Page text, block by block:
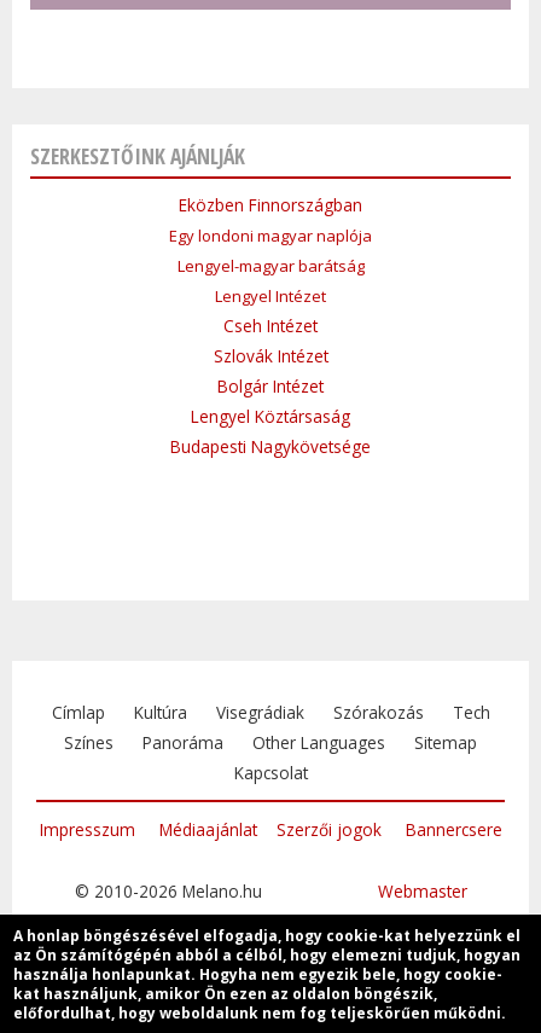
SZERKESZTŐINK AJÁNLJÁK
Eközben Finnországban
Egy londoni magyar naplója
Lengyel-magyar barátság
Lengyel Intézet
Cseh Intézet
Szlovák Intézet
Bolgár Intézet
Lengyel Köztársaság
Budapesti Nagykövetsége
Címlap Kultúra Visegrádiak Szórakozás
Tech
Színes
Panoráma Other Languages
Sitemap
Kapcsolat
Impresszum Médiaajánlat Szerzői jogok Bannercsere
© 2010-2026 Melano.hu Webmaster
Csatlakozzon
A honlap böngészésével elfogadja, hogy cookie-kat helyezzünk el
az Ön számítógépén abból a célból, hogy elemezni tudjuk, hogyan
használja honlapunkat. Hogyha nem egyezik bele, hogy cookie-
kat használjunk, amikor Ön ezen az oldalon böngészik,
előfordulhat, hogy weboldalunk nem fog teljeskörűen működni.